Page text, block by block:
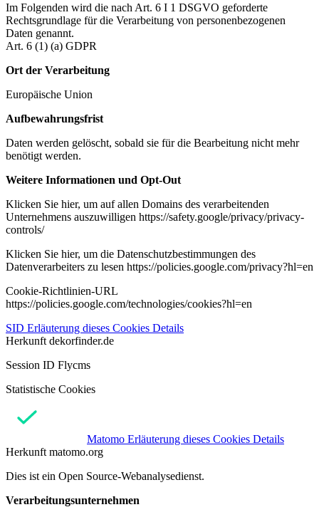
Im Folgenden wird die nach Art. 6 I 1 DSGVO geforderte
Rechtsgrundlage für die Verarbeitung von personenbezogenen
Daten genannt.
Art. 6 (1) (a) GDPR
Ort der Verarbeitung
Europäische Union
Aufbewahrungsfrist
Daten werden gelöscht, sobald sie für die Bearbeitung nicht mehr
benötigt werden.
Weitere Informationen und Opt-Out
Klicken Sie hier, um auf allen Domains des verarbeitenden
Unternehmens auszuwilligen https://safety.google/privacy/privacy-
controls/
Klicken Sie hier, um die Datenschutzbestimmungen des
Datenverarbeiters zu lesen https://policies.google.com/privacy?hl=en
Cookie-Richtlinien-URL
https://policies.google.com/technologies/cookies?hl=en
SID Erläuterung dieses Cookies Details
Herkunft dekorfinder.de
Session ID Flycms
Statistische Cookies
Matomo Erläuterung dieses Cookies Details
Herkunft matomo.org
Dies ist ein Open Source-Webanalysedienst.
Verarbeitungsunternehmen